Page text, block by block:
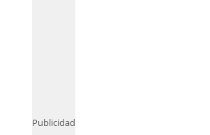
Publicidad